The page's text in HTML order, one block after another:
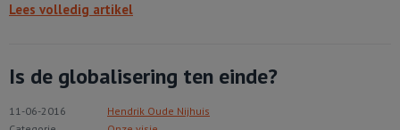
Lees volledig artikel
Is de globalisering ten einde?
11-06-2016
Hendrik Oude Nijhuis